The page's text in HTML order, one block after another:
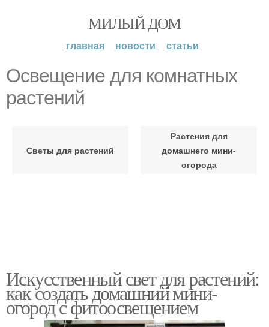
МИЛЫЙ ДОМ
главная новости статьи
Освещение для комнатных
растений
Светы для растений
Растения для
домашнего мини-
огорода
Искусственный свет для растений:
как создать домашний мини-
огород с фитоосвещением